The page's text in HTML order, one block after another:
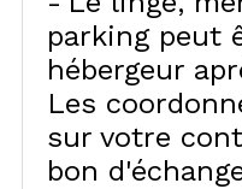
parking peut
hébergeur
Les
sur votre
bon